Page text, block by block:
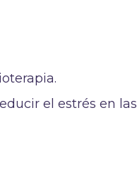
el estrés en las